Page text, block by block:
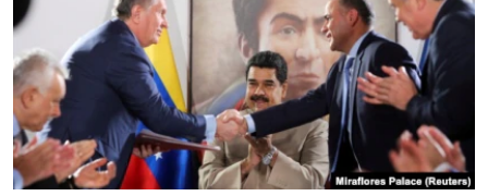
MULTIMEDIA
VIDEO
FOTOQALEREYA
İNFOQRAFIKA
KARIKATURA
RADIO ARXIV
OXU ZALI
AZƏRBAYCAN ƏDƏBIYYATI KITABXANASI
İSLAM VƏ DEMOKRATIYA
HAQQIMIZDA
MISSIYAMIZ
PEŞƏ ETIKASI VƏ JURNALISTIKA STANDARTLARIMIZ
BIZI IZLƏ